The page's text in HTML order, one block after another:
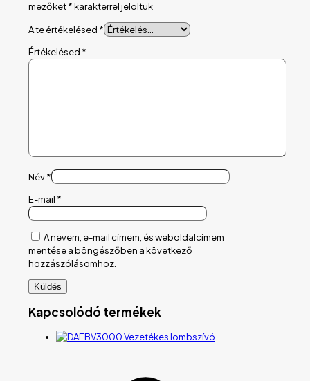
mezőket*karakterrel jelöltük
A te értékelésed *
Értékelésed *
Név*
E-mail *
A nevem, e-mail címem, és weboldalcímem
mentése a böngészőben a következő
hozzászólásomhoz.
Kapcsolódó termékek